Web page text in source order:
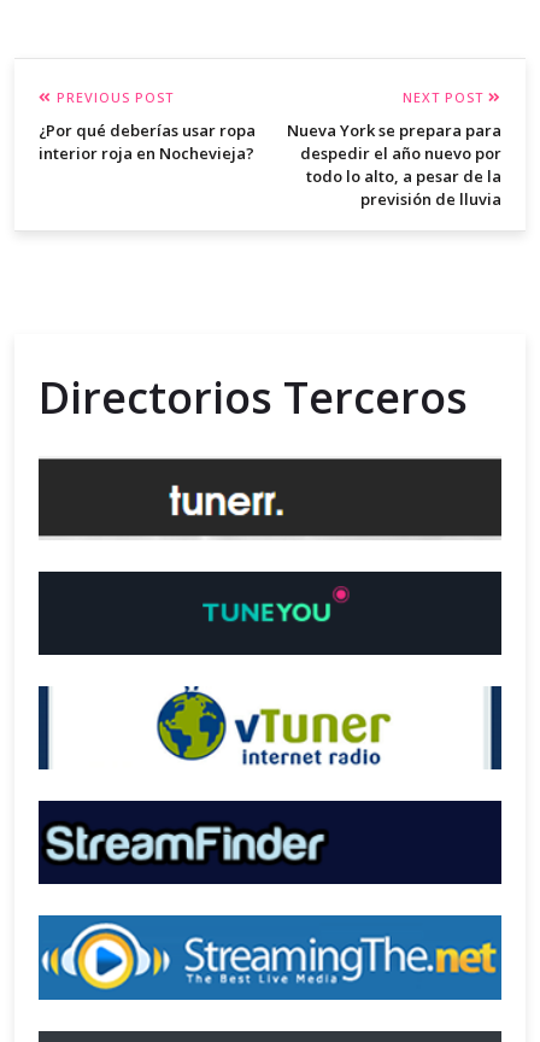
PREVIOUS POST
¿Por qué deberías usar ropa
interior roja en Nochevieja?
NEXT POST
Nueva York se prepara para
despedir el año nuevo por
todo lo alto, a pesar de la
previsión de lluvia
Directorios Terceros